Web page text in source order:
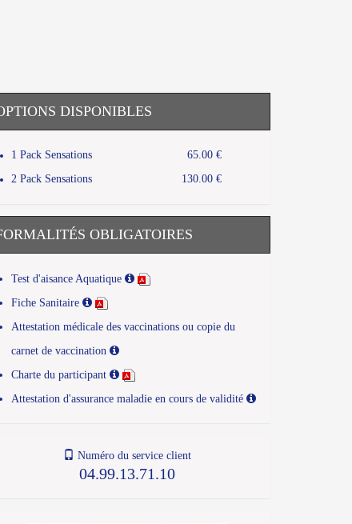
DISPONIBLES
1 Pack Sensations
65.00 €
2 Pack Sensations
130.00 €
OBLIGATOIRES
Test d'aisance Aquatique
Fiche Sanitaire
Attestation médicale des vaccinations ou copie du
carnet de vaccination
Charte du participant
Attestation d'assurance maladie en cours de validité
Numéro du service client
04.99.13.71.10